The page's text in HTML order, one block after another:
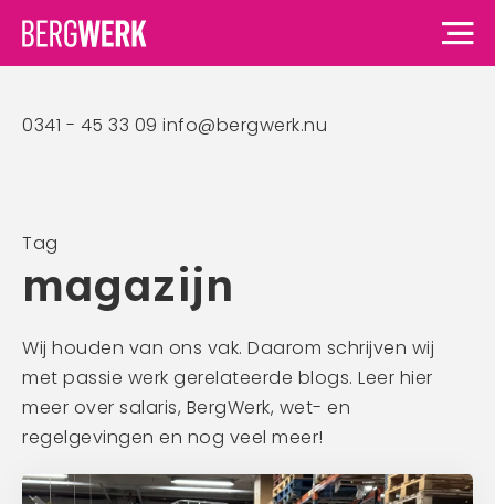
Voor werknemers
Waarom BergWerk
BergWerk Academie
Onze werkgevers
Voor werkgevers
Voor werkgevers
Waarom BergWerk
Onze diensten
Over ons
Over ons
Ons team
Blog
0341 - 45 33 09 info@bergwerk.nu
Tag
magazijn
Wij houden van ons vak. Daarom schrijven wij
met passie werk gerelateerde blogs. Leer hier
meer over salaris, BergWerk, wet- en
regelgevingen en nog veel meer!